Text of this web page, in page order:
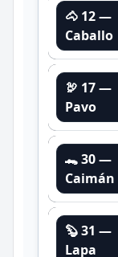
🐴 12 —
Caballo
🦃 17 —
Pavo
🐊 30 —
Caimán
🦫 31 —
Lapa